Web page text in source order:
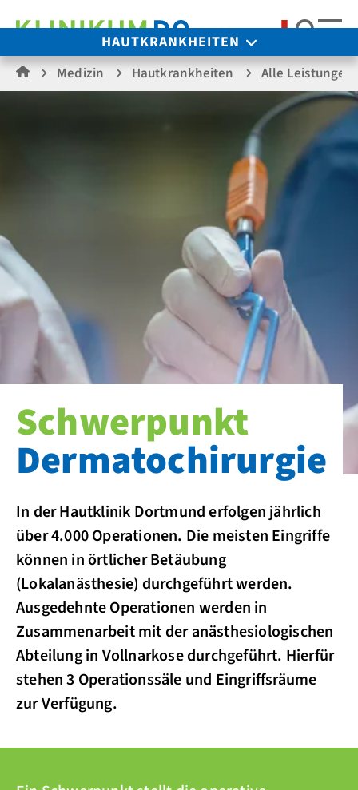
HAUTKRANKHEITEN
Medizin Hautkrankheiten Alle Leistungen
Schwerpunkt
Dermatochirurgie
In der Hautklinik Dortmund erfolgen jährlich
über 4.000 Operationen. Die meisten Eingriffe
können in örtlicher Betäubung
(Lokalanästhesie) durchgeführt werden.
Ausgedehnte Operationen werden in
Zusammenarbeit mit der anästhesiologischen
Abteilung in Vollnarkose durchgeführt. Hierfür
stehen 3 Operationssäle und Eingriffsräume
zur Verfügung.